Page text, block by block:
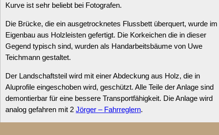
Kurve ist sehr beliebt bei Fotografen.
Die Brücke, die ein ausgetrocknetes Flussbett überquert, wurde im
Eigenbau aus Holzleisten gefertigt. Die Korkeichen die in dieser
Gegend typisch sind, wurden als Handarbeitsbäume von Uwe
Teichmann gestaltet.
Der Landschaftsteil wird mit einer Abdeckung aus Holz, die in
Aluprofile eingeschoben wird, geschützt. Alle Teile der Anlage sind
demontierbar für eine bessere Transportfähigkeit. Die Anlage wird
analog gefahren mit 2 Jörger – Fahrreglern.